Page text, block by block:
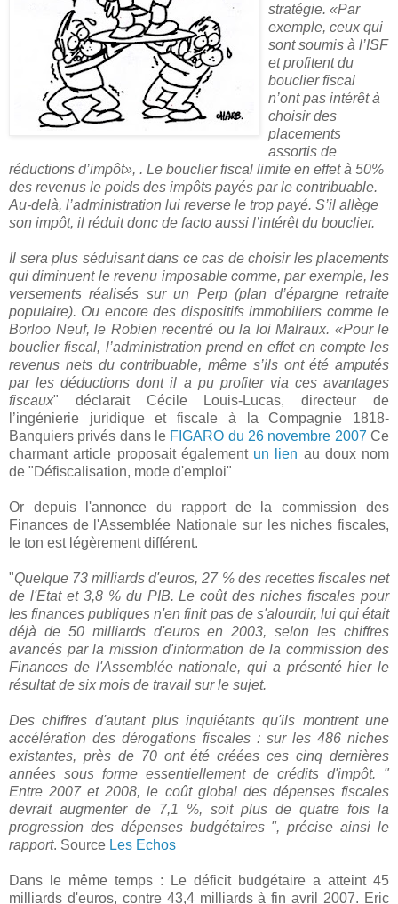
stratégie. «Par
exemple, ceux qui
sont soumis à l’ISF
et profitent du
bouclier fiscal
n’ont pas intérêt à
choisir des
placements
assortis de
réductions d’impôt», . Le bouclier fiscal limite en effet à 50%
des revenus le poids des impôts payés par le contribuable.
Au-delà, l’administration lui reverse le trop payé. S’il allège
son impôt, il réduit donc de facto aussi l’intérêt du bouclier.
Il sera plus séduisant dans ce cas de choisir les placements
qui diminuent le revenu imposable comme, par exemple, les
versements réalisés sur un Perp (plan d’épargne retraite
populaire). Ou encore des dispositifs immobiliers comme le
Borloo Neuf, le Robien recentré ou la loi Malraux. «Pour le
bouclier fiscal, l’administration prend en effet en compte les
revenus nets du contribuable, même s’ils ont été amputés
par les déductions dont il a pu profiter via ces avantages
fiscaux" déclarait Cécile Louis-Lucas, directeur de
l’ingénierie juridique et fiscale à la Compagnie 1818-
Banquiers privés dans le FIGARO du 26 novembre 2007 Ce
charmant article proposait également un lien au doux nom
de "Défiscalisation, mode d'emploi"
Or depuis l'annonce du rapport de la commission des
Finances de l'Assemblée Nationale sur les niches fiscales,
le ton est légèrement différent.
"Quelque 73 milliards d'euros, 27 % des recettes fiscales net
de l'Etat et 3,8 % du PIB. Le coût des niches fiscales pour
les finances publiques n'en finit pas de s'alourdir, lui qui était
déjà de 50 milliards d'euros en 2003, selon les chiffres
avancés par la mission d'information de la commission des
Finances de l'Assemblée nationale, qui a présenté hier le
résultat de six mois de travail sur le sujet.
Des chiffres d'autant plus inquiétants qu'ils montrent une
accélération des dérogations fiscales : sur les 486 niches
existantes, près de 70 ont été créées ces cinq dernières
années sous forme essentiellement de crédits d'impôt. "
Entre 2007 et 2008, le coût global des dépenses fiscales
devrait augmenter de 7,1 %, soit plus de quatre fois la
progression des dépenses budgétaires ", précise ainsi le
rapport. Source Les Echos
Dans le même temps : Le déficit budgétaire a atteint 45
milliards d'euros, contre 43,4 milliards à fin avril 2007. Eric